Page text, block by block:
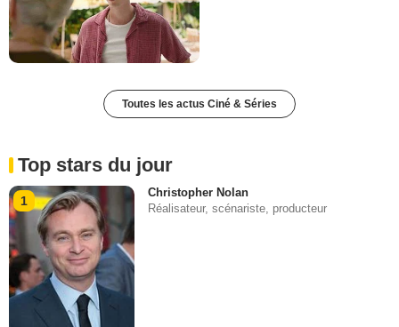
Toutes les actus Ciné & Séries
Top stars du jour
1
Christopher Nolan
Réalisateur, scénariste, producteur